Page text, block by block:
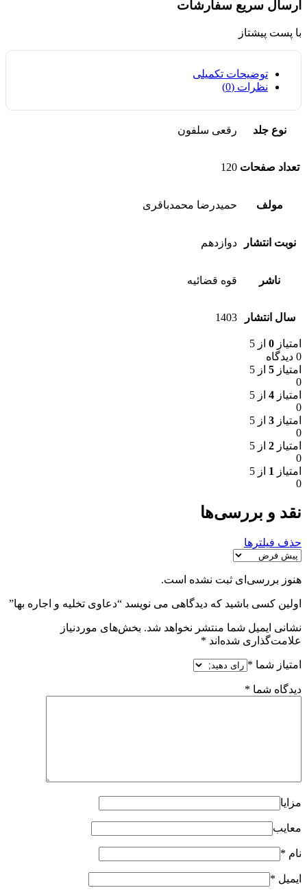
ارسال سریع سفارشات
با پست پیشتاز
توضیحات تکمیلی
نظرات (0)
نوع جلد رقعی سلفون
تعداد صفحات 120
مولف حمیدرضا محمدباقری
نوبت انتشار دوازدهم
ناشر قوه قضائیه
سال انتشار 1403
امتیاز 0 از 5
0 دیدگاه
امتیاز 5 از 5
0
امتیاز 4 از 5
0
امتیاز 3 از 5
0
امتیاز 2 از 5
0
امتیاز 1 از 5
0
نقد و بررسی‌ها
حذف فیلترها
هنوز بررسی‌ای ثبت نشده است.
اولین کسی باشید که دیدگاهی می نویسد “دعاوی تخلیه و اجاره بها”
نشانی ایمیل شما منتشر نخواهد شد. بخش‌های موردنیاز
علامت‌گذاری شده‌اند *
امتیاز شما *
دیدگاه شما *
مزایا
معایب
نام *
ایمیل *